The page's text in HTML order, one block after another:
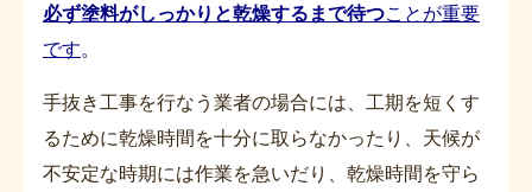
必ず塗料がしっかりと乾燥するまで待つことが重要
です。
手抜き工事を行なう業者の場合には、工期を短くす
るために乾燥時間を十分に取らなかったり、天候が
不安定な時期には作業を急いだり、乾燥時間を守ら